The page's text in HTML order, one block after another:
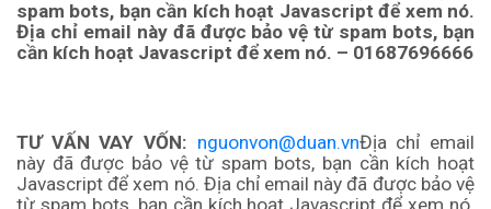
spam bots, bạn cần kích hoạt Javascript để xem nó.
Địa chỉ email này đã được bảo vệ từ spam bots, bạn
cần kích hoạt Javascript để xem nó. – 01687696666
TƯ VẤN VAY VỐN: nguonvon@duan.vnĐịa chỉ email
này đã được bảo vệ từ spam bots, bạn cần kích hoạt
Javascript để xem nó. Địa chỉ email này đã được bảo vệ
từ spam bots, bạn cần kích hoạt Javascript để xem nó.